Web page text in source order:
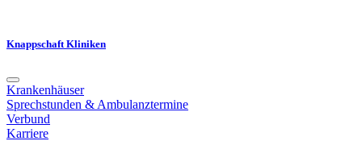
Knappschaft Kliniken
Krankenhäuser
Sprechstunden & Ambulanztermine
Verbund
Karriere